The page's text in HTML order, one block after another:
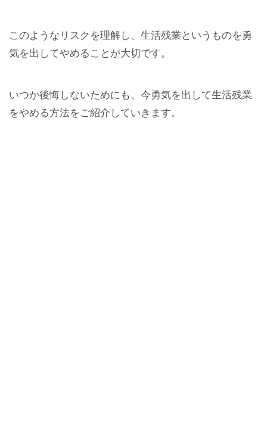
このようなリスクを理解し、生活残業というものを勇
気を出してやめることが大切です。
いつか後悔しないためにも、今勇気を出して生活残業
をやめる方法をご紹介していきます。